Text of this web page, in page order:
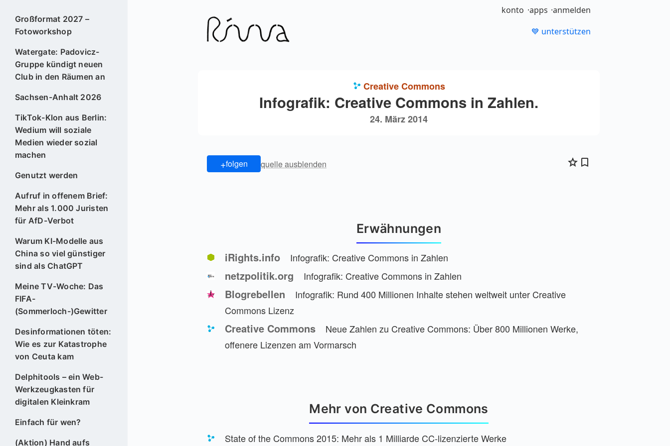
Großformat 2027 –
Fotoworkshop
Watergate: Padovicz-
Gruppe kündigt neuen
Club in den Räumen an
Sachsen-Anhalt 2026
TikTok-Klon aus Berlin:
Wedium will soziale
Medien wieder sozial
machen
Genutzt werden
Aufruf in offenem Brief:
Mehr als 1.000 Juristen
für AfD-Verbot
Warum KI-Modelle aus
China so viel günstiger
sind als ChatGPT
Meine TV-Woche: Das
FIFA-
(Sommerloch-)Gewitter
Desinformationen töten:
Wie es zur Katastrophe
von Ceuta kam
Delphitools – ein Web-
Werkzeugkasten für
digitalen Kleinkram
Einfach für wen?
(Aktion) Hand aufs
konto apps anmelden
💙 unterstützen
Creative Commons
Infografik: Creative Commons in Zahlen.
24. März 2014
+folgen quelle ausblenden
Erwähnungen
iRights.info Infografik: Creative Commons in Zahlen
netzpolitik.org Infografik: Creative Commons in Zahlen
Blogrebellen
Infografik: Rund 400 Millionen Inhalte stehen weltweit unter Creative
Commons Lizenz
Creative Commons
Neue Zahlen zu Creative Commons: Über 800 Millionen Werke,
offenere Lizenzen am Vormarsch
Mehr von Creative Commons
State of the Commons 2015: Mehr als 1 Milliarde CC-lizenzierte Werke